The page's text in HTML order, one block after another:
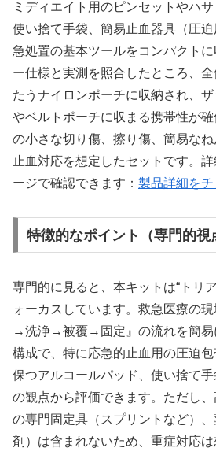
ミディエイト用のピンセットやハサ
使い捨て手袋、簡易止血器具（圧
急処置の基本ツールをコンパクト
ー仕様と実測を照合したところ、
たうナイロンポーチに収納され、
やベルトポーチに収まる携帯性が
の小さな切り傷、擦り傷、簡易な
止血対応を想定したセットです。
ージで確認できます： 製品詳細を
特徴的なポイント（専門的視
専門的に見ると、本キットは“トリ
ォーカスしています。救急医療の
→洗浄→被覆→固定』の流れを簡易
構成で、特に応急的止血用の圧迫
保つアルコールパッド、使い捨て
の観点から評価できます。ただし
の専門固定具（スプリントなど）
剤）は含まれないため、重症対応